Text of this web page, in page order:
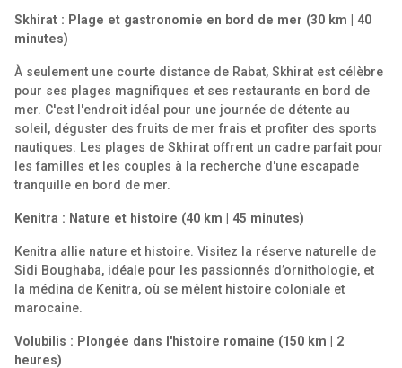
Skhirat : Plage et gastronomie en bord de mer (30 km | 40
minutes)
À seulement une courte distance de Rabat, Skhirat est célèbre
pour ses plages magnifiques et ses restaurants en bord de
mer. C'est l'endroit idéal pour une journée de détente au
soleil, déguster des fruits de mer frais et profiter des sports
nautiques. Les plages de Skhirat offrent un cadre parfait pour
les familles et les couples à la recherche d'une escapade
tranquille en bord de mer.
Kenitra : Nature et histoire (40 km | 45 minutes)
Kenitra allie nature et histoire. Visitez la réserve naturelle de
Sidi Boughaba, idéale pour les passionnés d’ornithologie, et
la médina de Kenitra, où se mêlent histoire coloniale et
marocaine.
Volubilis : Plongée dans l'histoire romaine (150 km | 2
heures)